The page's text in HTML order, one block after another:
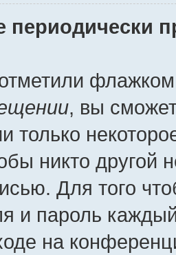
периодически
, вы
только
никто другой
Для того
и пароль
на